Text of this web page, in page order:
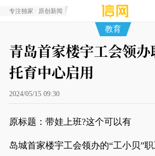
专注独家 · 原创新闻
教育
青岛首家楼宇工会领
托育中心启用
2024/05/15 09:30
原标题：带娃上班?这个可以有
岛城首家楼宇工会领办的“工小贝”